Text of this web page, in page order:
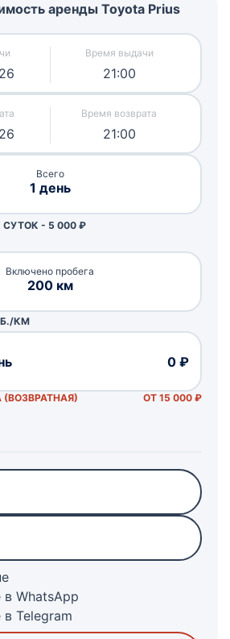
аренды Toyota Prius
21:00
21:00
Всего
1 день
- 5 000 ₽
Включено пробега
200 км
КМ
0 ₽
ОТ 15 000 ₽
WhatsApp
Telegram